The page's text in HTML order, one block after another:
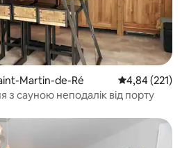
Martin-de-Ré Середня
4,84 (221)
сауною неподалік від порту